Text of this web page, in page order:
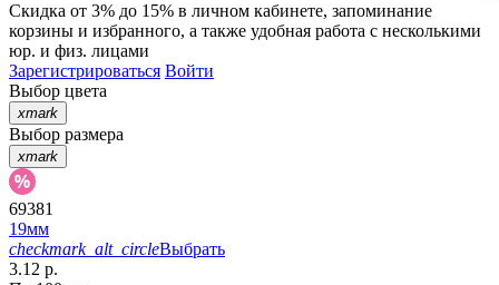
Скидка от 3% до 15% в личном кабинете, запоминание
корзины и избранного, а также удобная работа с несколькими
юр. и физ. лицами
Зарегистрироваться Войти
Выбор цвета
xmark
Выбор размера
xmark
69381
19мм
checkmark_alt_circleВыбрать
3.12 р.